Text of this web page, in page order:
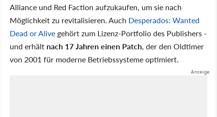
Alliance und Red Faction aufzukaufen, um sie nach
Möglichkeit zu revitalisieren. Auch Desperados: Wanted
Dead or Alive gehört zum Lizenz-Portfolio des Publishers -
und erhält nach 17 Jahren einen Patch, der den Oldtimer
von 2001 für moderne Betriebssysteme optimiert.